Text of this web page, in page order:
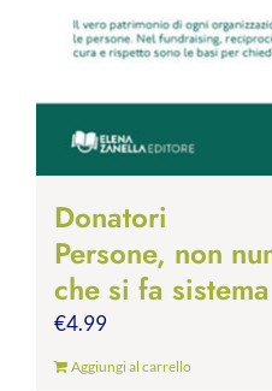
Donatori
Persone, non
che si fa sistema
€4.99
Aggiungi al carrello